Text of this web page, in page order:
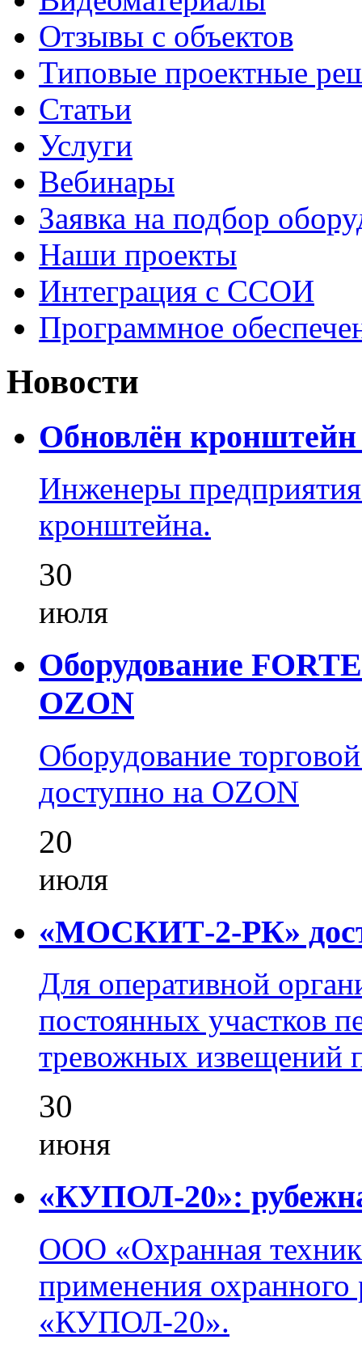
Отзывы с объектов
Типовые проектные
Cтатьи
Услуги
Вебинары
Заявка на подбор
Наши проекты
Интеграция с ССОИ
Программное
Новости
Обновлён
Инженеры
кронштейна.
30
июля
Оборудование
OZON
Оборудование
доступно на OZON
20
июля
«МОСКИТ-2-РК»
Для оперативной
постоянных участков
тревожных извещений
30
июня
«КУПОЛ-20»:
ООО «Охранная
применения охранного
«КУПОЛ-20».